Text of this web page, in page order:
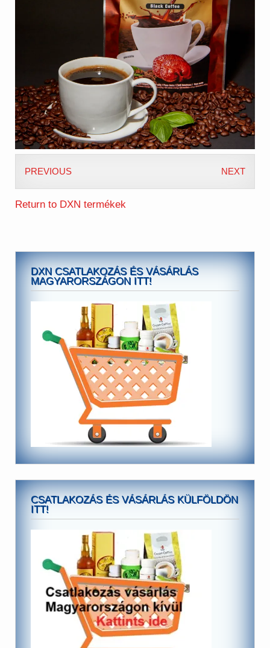
PREVIOUS NEXT
Return to DXN termékek
DXN CSATLAKOZÁS ÉS VÁSÁRLÁS
MAGYARORSZÁGON ITT!
CSATLAKOZÁS ÉS VÁSÁRLÁS KÜLFÖLDÖN
ITT!